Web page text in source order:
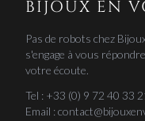
BIJOUX EN
Pas de robots chez
s'engage à vous
votre écoute.
Tel : +33 (0) 9 72 40 33
Email :